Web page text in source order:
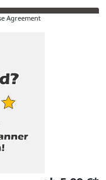
Agreement